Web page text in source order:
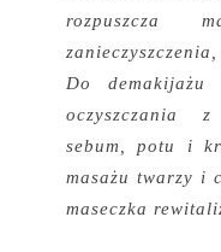
rozpuszcza
Do demakijażu
oczyszczania z
sebum, potu i
masażu twarzy i
maseczka